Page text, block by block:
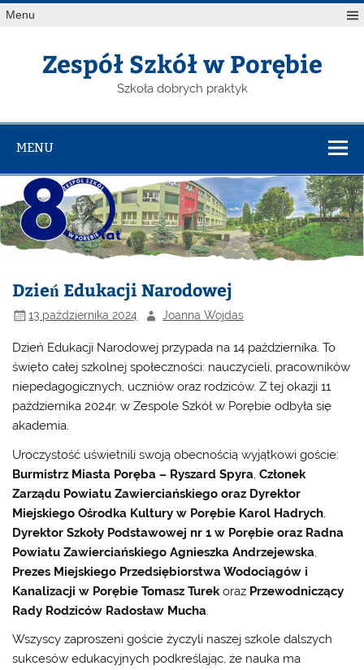
Menu
Zespół Szkół w Porębie
Szkoła dobrych praktyk
MENU
Dzień Edukacji Narodowej
13 października 2024 Joanna Wojdas
Dzień Edukacji Narodowej przypada na 14 października. To
święto całej szkolnej społeczności: nauczycieli, pracowników
niepedagogicznych, uczniów oraz rodziców. Z tej okazji 11
października 2024r. w Zespole Szkół w Porębie odbyła się
akademia.
Uroczystość uświetnili swoją obecnością wyjątkowi goście:
Burmistrz Miasta Poręba – Ryszard Spyra,Członek
Zarządu Powiatu Zawierciańskiego oraz Dyrektor
Miejskiego Ośrodka Kultury w Porębie Karol Hadrych,
Dyrektor Szkoły Podstawowej nr 1 w Porębie oraz Radna
Powiatu Zawierciańskiego Agnieszka Andrzejewska,
Prezes Miejskiego Przedsiębiorstwa Wodociągów i
Kanalizacji w Porębie Tomasz Turekoraz Przewodniczący
Rady Rodziców Radosław Mucha.
Wszyscy zaproszeni goście życzyli naszej szkole dalszych
sukcesów edukacyjnych podkreślając, że nauka ma